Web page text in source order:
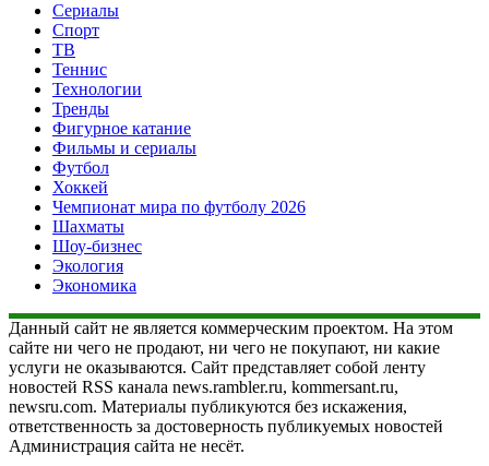
Сериалы
Спорт
ТВ
Теннис
Технологии
Тренды
Фигурное катание
Фильмы и сериалы
Футбол
Хоккей
Чемпионат мира по футболу 2026
Шахматы
Шоу-бизнес
Экология
Экономика
Данный сайт не является коммерческим проектом. На этом
сайте ни чего не продают, ни чего не покупают, ни какие
услуги не оказываются. Сайт представляет собой ленту
новостей RSS канала news.rambler.ru, kommersant.ru,
newsru.com. Материалы публикуются без искажения,
ответственность за достоверность публикуемых новостей
Администрация сайта не несёт.